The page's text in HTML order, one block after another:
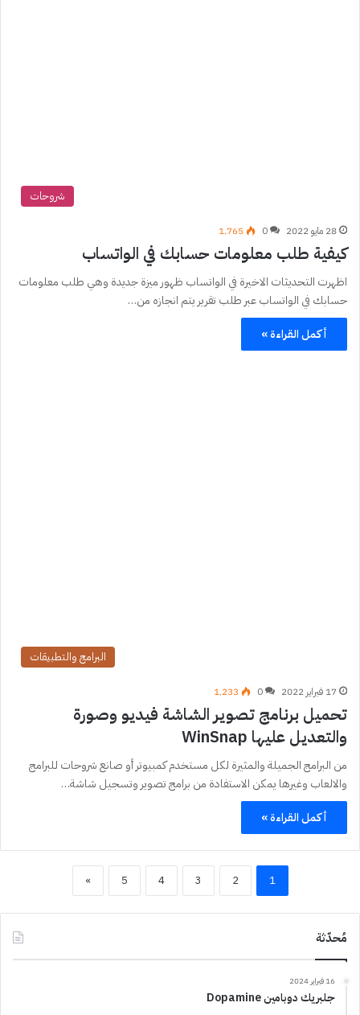
شروحات
28 مايو 2022 0 1٬765
كيفية طلب معلومات حسابك في الواتساب
اظهرت التحديثات الاخيرة في الواتساب ظهور ميزة جديدة وهي طلب معلومات
حسابك في الواتساب عبر طلب تقرير يتم انجازه من…
أكمل القراءة »
البرامج والتطبيقات
17 فبراير 2022 0 1٬233
تحميل برنامج تصوير الشاشة فيديو وصورة
والتعديل عليها WinSnap
من البرامج الجميلة والمثيرة لكل مستخدم كمبيوتر أو صانع شروحات للبرامج
والالعاب وغيرها يمكن الاستفادة من برامج تصوير وتسجيل شاشة…
أكمل القراءة »
1
2
3
4
5
»
مُحدّثة
16 فبراير 2024
جلبريك دوبامين Dopamine